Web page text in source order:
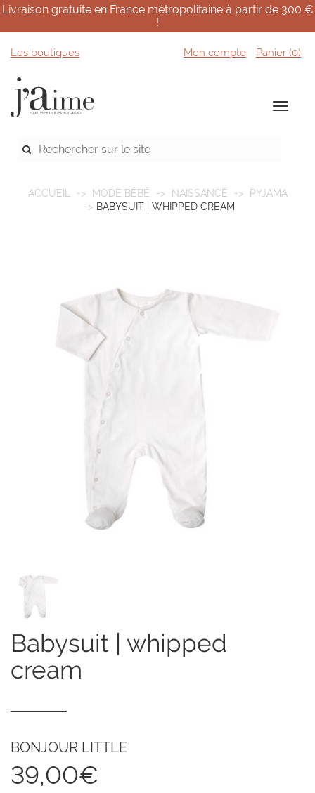
Livraison gratuite en France métropolitaine à partir de 300 €
!
Les boutiques Mon compte Panier (0)
ACCUEIL MODE BÉBÉ NAISSANCE
PYJAMA
BABYSUIT | WHIPPED CREAM
babysuit | whipped
cream
BONJOUR LITTLE
39,00€